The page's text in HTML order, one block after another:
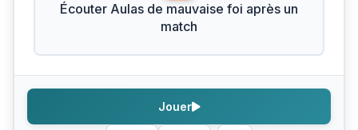
Écouter Aulas de mauvaise foi après un
match
Jouer